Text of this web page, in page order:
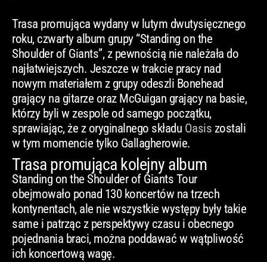
Trasa promująca wydany w lutym dwutysięcznego
roku, czwarty album grupy “Standing on the
Shoulder of Giants”, z pewnością nie należała do
najłatwiejszych. Jeszcze w trakcie pracy nad
nowym materiałem z grupy odeszli Bonehead
grający na gitarze oraz McGuigan grający na basie,
którzy byli w zespole od samego początku,
sprawiając, że z oryginalnego składu Oasis zostali
w tym momencie tylko Gallagherowie.
Trasa promująca kolejny album
Standing on the Shoulder of Giants Tour
obejmowało ponad 130 koncertów na trzech
kontynentach, ale nie wszystkie występy były takie
same i patrząc z perspektywy czasu i obecnego
pojednania braci, można poddawać w wątpliwość
ich koncertową wagę.